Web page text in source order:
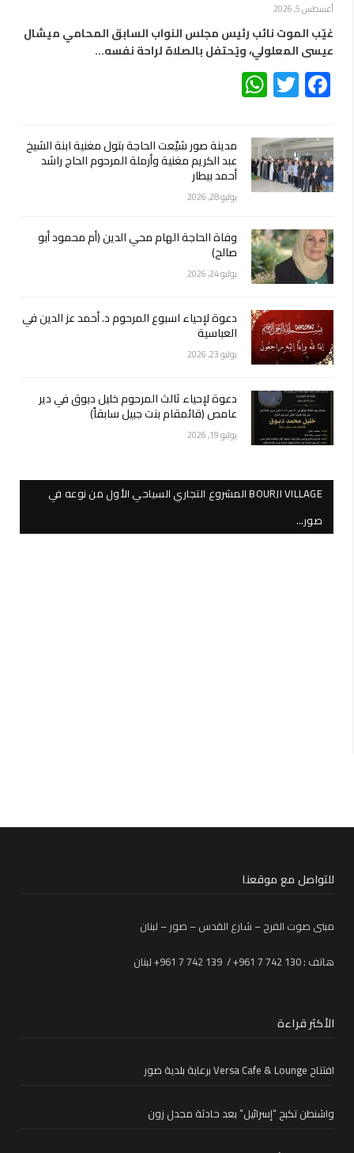
أغسطس 5, 2026
غيّب الموت نائب رئيس مجلس النواب السابق المحامي ميشال
عيسى المعلولي، ويُحتفل بالصلاة لراحة نفسه…
Facebook
Twitter
مدينة صور شيّعت الحاجة بتول مغنية ابنة الشيخ
عبد الكريم مغنية وأرملة المرحوم الحاج راشد
أحمد بيطار
يوليو 28, 2026
وفاة الحاجة الهام محي الدين (أم محمود أبو
صالح)
يوليو 24, 2026
دعوة لإحياء اسبوع المرحوم د. أحمد عز الدين في
العباسية
يوليو 23, 2026
دعوة لإحياء ثالث المرحوم خليل دبوق في دير
عامص (قائمقام بنت جبيل سابقاً)
يوليو 19, 2026
BOURJI VILLAGE المشروع التجاري السياحي الأول من نوعه في
صور…
للتواصل مع موقعنا
مبنى صوت الفرح – شارع القدس – صور – لبنان
هاتف : 130 742 7 961+ / 139 742 7 961+ لبنان
الأكثر قراءة
افتتاح Versa Cafe & Lounge برعاية بلدية صور
واشنطن تكبح “إسرائيل” بعد حادثة مجدل زون